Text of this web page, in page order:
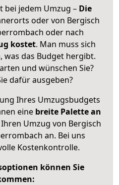
bei jedem Umzug – Die
oder von Bergisch
oder nach
kostet. Man muss sich
was das Budget hergibt.
und wünschen Sie?
dafür ausgeben?
Ihres Umzugsbudgets
eine breite Palette an
Umzug von Bergisch
an. Bei uns
Kostenkontrolle.
können Sie